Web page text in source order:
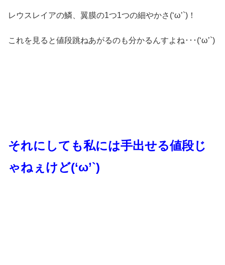
レウスレイアの鱗、翼膜の1つ1つの細やかさ(‘ω’`)！
これを見ると値段跳ねあがるのも分かるんすよね･･･(‘ω’`)
それにしても私には手出せる値段じ
ゃねぇけど(‘ω’`)